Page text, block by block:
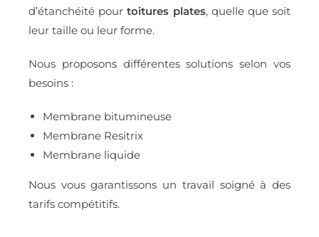
d’étanchéité pourtoitures plates, quelle que soit
leur taille ou leur forme.
Nous proposons différentes solutions selon vos
besoins :
Membrane bitumineuse
Membrane Resitrix
Membrane liquide
Nous vous garantissons un travail soigné à des
tarifs compétitifs.